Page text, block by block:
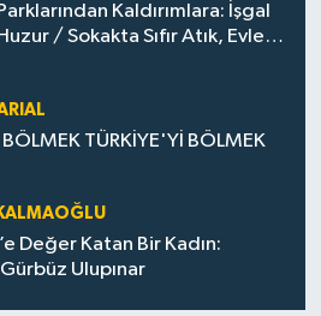
Kaldırımlara: İşgal
/ Sokakta Sıfır Atık, Evler
TÜRKİYE'Yİ BÖLMEK
Değer Katan Bir Kadın:
Ulupınar